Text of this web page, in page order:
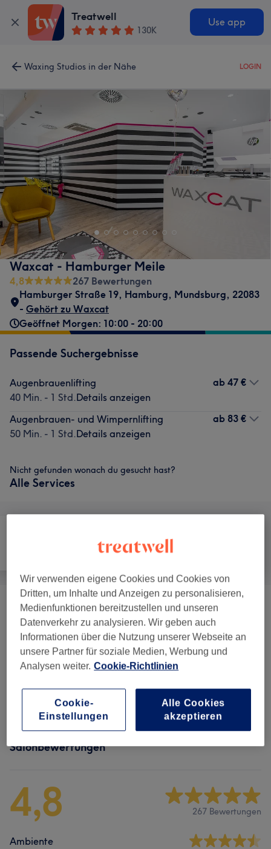
Treatwell
130K
Use app
Waxing Studios in der Nähe LOGIN
Waxcat - Hamburger Meile
4,8
267 Bewertungen
Hamburger Straße 19, Hamburg, Mundsburg, 22083
- Gehört zu Waxcat
Geöffnet Morgen: 10:00 - 20:00
Passende Suchergebnisse
Augenbrauenlifting
40 Min. - 1 Std.Details anzeigen
ab 47 €
Augenbrauen- und Wimpernlifting
50 Min. - 1 Std.Details anzeigen
ab 83 €
Nicht gefunden wonach du gesucht hast?
Alle Services
Haarentfernung
Augenbrauen & Wimpern (6) ab 15 €
Augenbrauen & Wimpernlifting ( 4) ab 22 €
Damen Waxing - Gesicht (1)
Augenbrauen & Wimpernbehandlungen (1) 22 €
Salonbewertungen
4,8 267 Bewertungen
Ambiente
Wir verwenden eigene Cookies und Cookies von
Dritten, um Inhalte und Anzeigen zu personalisieren,
Medienfunktionen bereitzustellen und unseren
Datenverkehr zu analysieren. Wir geben auch
Informationen über die Nutzung unserer Webseite an
unsere Partner für soziale Medien, Werbung und
Analysen weiter. Cookie-Richtlinien
Cookie-
Einstellungen
Alle Cookies
akzeptieren